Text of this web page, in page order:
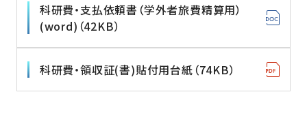
科研費・支払依頼書（学外者旅費精算用）
(word)（42KB）
科研費・領収証(書)貼付用台紙（74KB）